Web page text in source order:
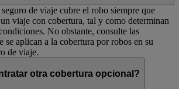
de viaje cubre el robo siempre que
viaje con cobertura, tal y como determinan
No obstante, consulte las
se aplican a la cobertura por robos en su
de viaje.
otra cobertura opcional?